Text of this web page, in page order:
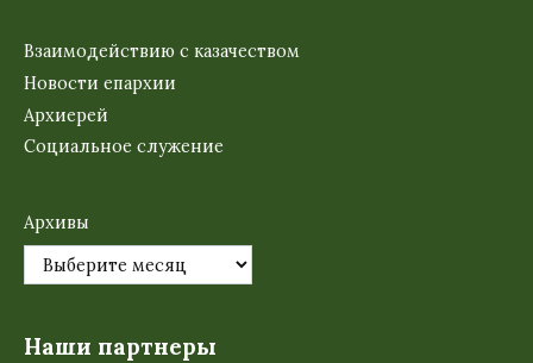
Взаимодействию с казачеством
Новости епархии
Архиерей
Социальное служение
Архивы
Наши партнеры